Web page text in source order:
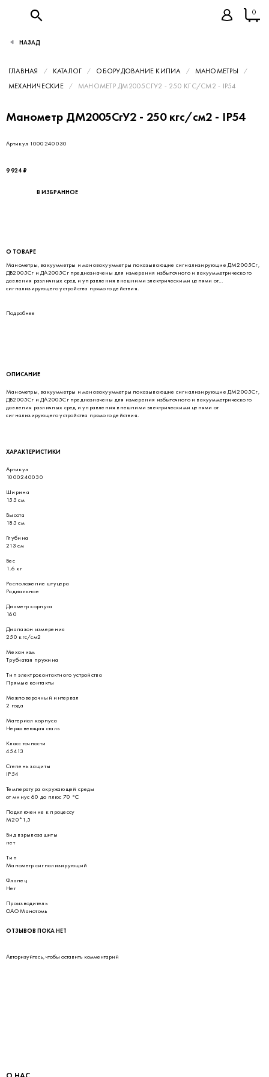
0
ГЛАВНАЯ КАТАЛОГ ОБОРУДОВАНИЕ КИПИА
МАНОМЕТРЫ
МЕХАНИЧЕСКИЕ
МАНОМЕТР ДМ2005СГУ2 - 250 КГС/СМ2 - IP54
Манометр ДМ2005СгУ2 - 250 кгс/см2 - IP54
Артикул 1000240030
9 924 ₽
В ИЗБРАННОЕ
О ТОВАРЕ
Манометры, вакуумметры и мановакуумметры показывающие сигнализирующие ДМ2005Сг,
ДВ2005Сг и ДА2005Сг предназначены для измерения избыточного и вакуумметрического
давления различных сред и управления внешними электрическими цепями от
сигнализирующего устройства прямого действия.
Подробнее
ОПИСАНИЕ
Манометры, вакуумметры и мановакуумметры показывающие сигнализирующие ДМ2005Сг,
ДВ2005Сг и ДА2005Сг предназначены для измерения избыточного и вакуумметрического
давления различных сред и управления внешними электрическими цепями от
сигнализирующего устройства прямого действия.
ХАРАКТЕРИСТИКИ
Артикул
1000240030
Ширина
155 см
Высота
185 см
Глубина
213 см
Вес
1.6 кг
Расположение штуцера
Радиальное
Диаметр корпуса
160
Диапазон измерения
250 кгс/см2
Механизм
Трубчатая пружина
Тип электроконтактного устройства
Прямые контакты
Межповерочный интервал
2 года
Материал корпуса
Нержавеющая сталь
Класс точности
45413
Степень защиты
IP54
Температура окружающей среды
от минус 60 до плюс 70 °С
Подключение к процессу
М20*1,5
Вид взрывозащиты
нет
Тип
Манометр сигнализирующий
Фланец
Нет
Производитель
ОАО Манотомь
ОТЗЫВОВ ПОКА НЕТ
Авторизуйтесь, чтобы оставить комментарий
НАЗАД